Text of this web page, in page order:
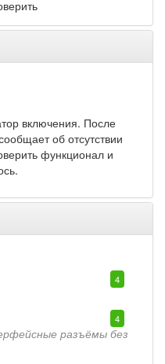
включения. После
об отсутствии
функционал и
4
4
разъёмы без